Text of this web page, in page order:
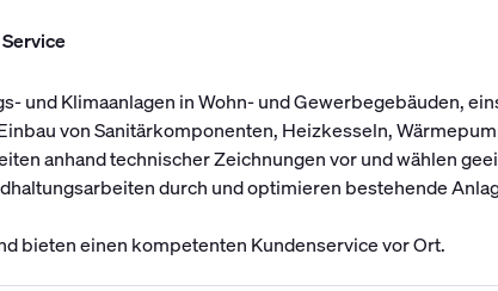
und Klimaanlagen in Wohn- und Gewerbegebäuden,
von Sanitärkomponenten, Heizkesseln,
anhand technischer Zeichnungen vor und wählen
durch und optimieren bestehende
bieten einen kompetenten Kundenservice vor Ort.